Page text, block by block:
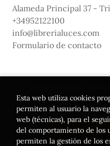
Alameda Principal 37 -
+34952122100
info@librerialuces.com
Formulario de contacto
Cómic y
Esta web utiliza cookies
permiten al usuario la
web (técnicas), para el
del comportamiento de los
permiten la gestión de los